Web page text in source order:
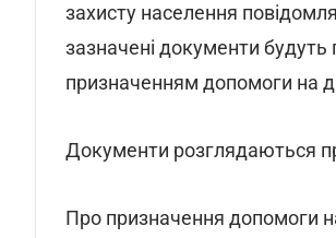
захисту населення
зазначені документи будуть
призначенням допомоги на
Документи розглядаються
Про призначення допомоги